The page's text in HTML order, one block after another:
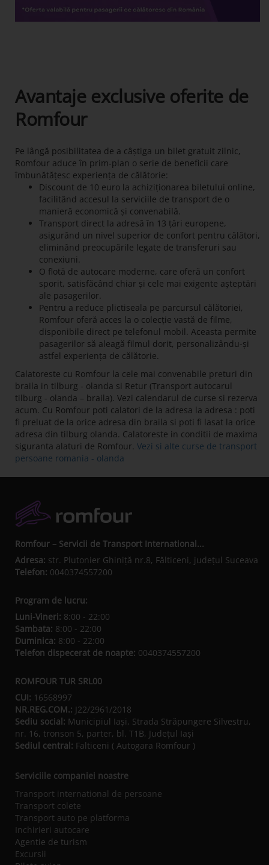
Avantaje exclusive oferite de
Romfour
Pe lângă posibilitatea de a câștiga un bilet gratuit zilnic,
Romfour aduce în prim-plan o serie de beneficii care
îmbunătățesc experiența de călătorie:
Discount de 10 euro la achiziționarea biletului online,
facilitând accesul la serviciile de transport de o
manieră economică și convenabilă.
Transport direct la adresă în 13 țări europene,
asigurând un nivel superior de confort pentru călători,
eliminând preocupările legate de transferuri sau
conexiuni.
O flotă de autocare moderne, care oferă un confort
sporit, satisfăcând chiar și cele mai exigente așteptări
ale pasagerilor.
Pentru a reduce plictiseala pe parcursul călătoriei,
Romfour oferă acces la o colecție vastă de filme,
disponibile direct pe telefonul mobil. Aceasta permite
pasagerilor să aleagă filmul dorit, personalizându-și
astfel experiența de călătorie.
Calatoreste cu Romfour la cele mai convenabile preturi din
braila in tilburg - olanda si Retur (Transport autocarul
tilburg - olanda – braila). Vezi calendarul de curse si rezerva
acum. Cu Romfour poti calatori de la adresa la adresa : poti
fi preluat de la orice adresa din braila si poti fi lasat la orice
adresa din tilburg olanda. Calatoreste in conditii de maxima
siguranta alaturi de Romfour. Vezi si alte curse de transport
persoane romania - olanda
Romfour – Servicii de Transport International...
Adresa: str. Plutonier Ghiniţă nr.8, Fălticeni, judeţul Suceava
Telefon: 0040374557200
Program de lucru:
Luni-Vineri: 8:00 - 22:00
Sambata: 8:00 - 22:00
Duminica: 8:00 - 22:00
Telefon dispecerat de noapte: 0040374557200
ROMFOUR TUR SRL00
CUI: 16568997
NR.REG.COM.: J22/2961/2018
Sediu social: Municipiul Iaşi, Strada Străpungere Silvestru,
nr. 16, tronson 5, parter, bl. T1B, Județul Iaşi
Sediul central: Falticeni ( Autogara Romfour )
Serviciile companiei noastre
Transport international de persoane
Transport colete
Transport auto pe platforma
Inchirieri autocare
Agentie de turism
Excursii